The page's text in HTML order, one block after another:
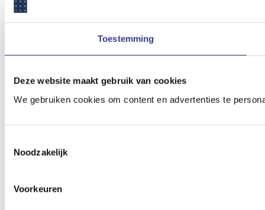
Toestemming
Deze website maakt gebruik van cookies
We gebruiken cookies om content en advertenties te
Noodzakelijk
Voorkeuren